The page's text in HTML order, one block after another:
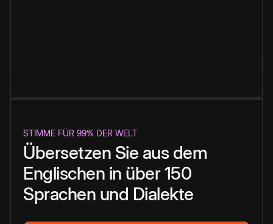
STIMME FÜR 99% DER WELT
Übersetzen Sie aus dem
Englischen in über 150
Sprachen und Dialekte